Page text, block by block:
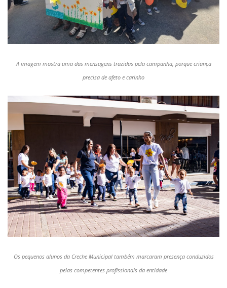
A imagem mostra uma das mensagens trazidas pela campanha, porque criança
precisa de afeto e carinho
Os pequenos alunos da Creche Municipal também marcaram presença conduzidos
pelas competentes profissionais da entidade